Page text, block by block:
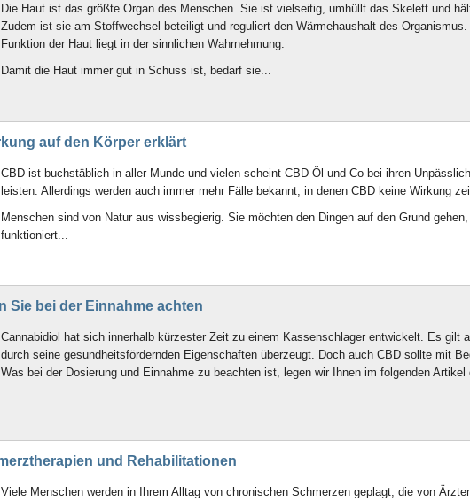
Die Haut ist das größte Organ des Menschen. Sie ist vielseitig, umhüllt das Skelett und
Zudem ist sie am Stoffwechsel beteiligt und reguliert den Wärmehaushalt des
Funktion der Haut liegt in der sinnlichen Wahrnehmung.
Damit die Haut immer gut in Schuss ist, bedarf sie...
auf den Körper erklärt
CBD ist buchstäblich in aller Munde und vielen scheint CBD Öl und Co bei ihren
leisten. Allerdings werden auch immer mehr Fälle bekannt, in denen CBD keine Wirkung
Menschen sind von Natur aus wissbegierig. Sie möchten den Dingen auf den Grund
funktioniert...
Sie bei der Einnahme achten
Cannabidiol hat sich innerhalb kürzester Zeit zu einem Kassenschlager entwickelt. Es gilt
durch seine gesundheitsfördernden Eigenschaften überzeugt. Doch auch CBD sollte mit
Was bei der Dosierung und Einnahme zu beachten ist, legen wir Ihnen im folgenden Artikel
und Rehabilitationen
Viele Menschen werden in Ihrem Alltag von chronischen Schmerzen geplagt, die von